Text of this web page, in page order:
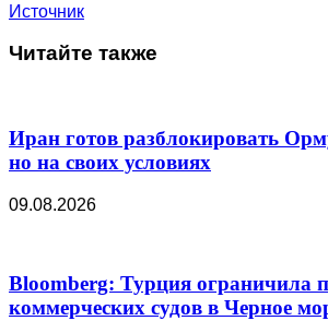
Источник
Читайте также
Иран готов разблокировать
но на своих условиях
09.08.2026
Bloomberg: Турция ограничила
коммерческих судов в Черное